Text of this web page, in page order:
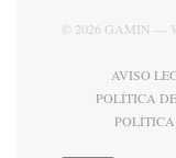
© 2026 GAMIN —
AVISO
POLÍTICA